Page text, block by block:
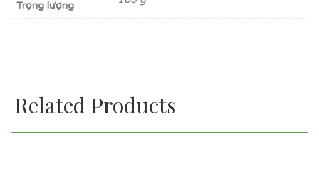
Trọng lượng
Related Products